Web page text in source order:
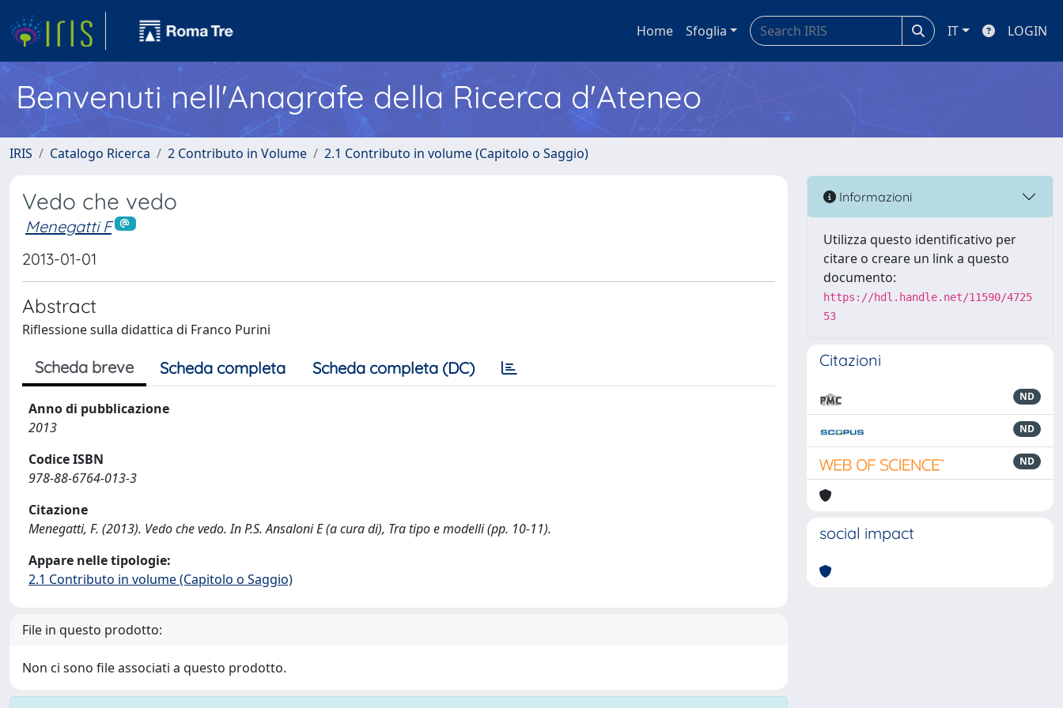
Home Sfoglia IT LOGIN
Benvenuti nell'Anagrafe della Ricerca d'Ateneo
IRIS Catalogo Ricerca 2 Contributo in Volume 2.1 Contributo in volume (Capitolo o Saggio)
Vedo che vedo
Menegatti F
2013-01-01
Abstract
Riflessione sulla didattica di Franco Purini
Scheda breve Scheda completa Scheda completa (DC)
Anno di pubblicazione
2013
Codice ISBN
978-88-6764-013-3
Citazione
Menegatti, F. (2013). Vedo che vedo. In P.S. Ansaloni E (a cura di), Tra tipo e modelli (pp. 10-11).
Appare nelle tipologie:
2.1 Contributo in volume (Capitolo o Saggio)
File in questo prodotto:
Non ci sono file associati a questo prodotto.
Informazioni
Utilizza questo identificativo per
citare o creare un link a questo
documento:
https://hdl.handle.net/11590/4725
53
Citazioni
ND
ND
ND
social impact